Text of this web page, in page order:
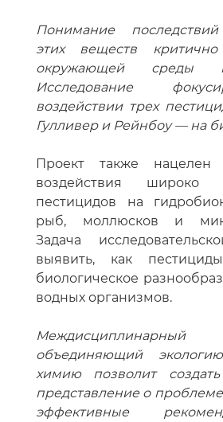
Понимание
этих веществ
окружающей среды
Исследование
воздействии трех
Гулливер и Рейнбоу — на
Проект также нацелен
воздействия широко
пестицидов на
рыб, моллюсков и
Задача
выявить, как
биологическое
водных организмов.
объединяющий
химию позволит
представление о
эффективные